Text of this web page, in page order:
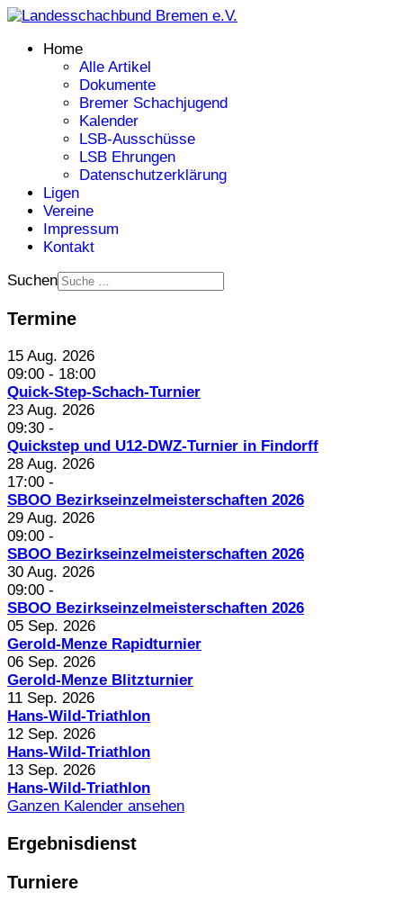
Home
Alle Artikel
Dokumente
Bremer Schachjugend
Kalender
LSB-Ausschüsse
LSB Ehrungen
Datenschutzerklärung
Ligen
Vereine
Impressum
Kontakt
Suchen
Termine
15 Aug. 2026
09:00 - 18:00
Quick-Step-Schach-Turnier
23 Aug. 2026
09:30 -
Quickstep und U12-DWZ-Turnier in Findorff
28 Aug. 2026
17:00 -
SBOO Bezirkseinzelmeisterschaften 2026
29 Aug. 2026
09:00 -
SBOO Bezirkseinzelmeisterschaften 2026
30 Aug. 2026
09:00 -
SBOO Bezirkseinzelmeisterschaften 2026
05 Sep. 2026
Gerold-Menze Rapidturnier
06 Sep. 2026
Gerold-Menze Blitzturnier
11 Sep. 2026
Hans-Wild-Triathlon
12 Sep. 2026
Hans-Wild-Triathlon
13 Sep. 2026
Hans-Wild-Triathlon
Ganzen Kalender ansehen
Ergebnisdienst
Turniere